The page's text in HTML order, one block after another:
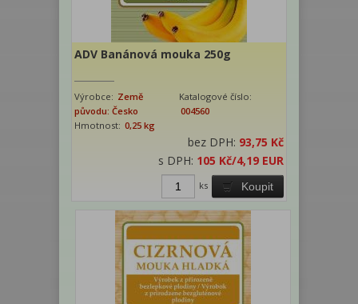
ADV Banánová mouka 250g
Výrobce: Země
původu: Česko
Katalogové číslo:
004560
Hmotnost: 0,25 kg
bez DPH: 93,75 Kč
s DPH: 105 Kč/4,19 EUR
Koupit
ks